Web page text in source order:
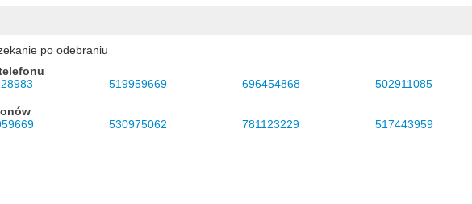
po odebraniu
519959669 696454868 502911085
530975062 781123229 517443959